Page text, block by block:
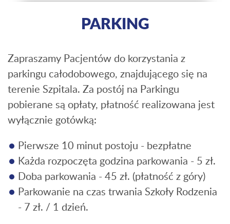
PARKING
Zapraszamy Pacjentów do korzystania z
parkingu całodobowego, znajdującego się na
terenie Szpitala. Za postój na Parkingu
pobierane są opłaty, płatność realizowana jest
wyłącznie gotówką:
Pierwsze 10 minut postoju - bezpłatne
Każda rozpoczęta godzina parkowania - 5 zł.
Doba parkowania - 45 zł. (płatność z góry)
Parkowanie na czas trwania Szkoły Rodzenia
- 7 zł. / 1 dzień.